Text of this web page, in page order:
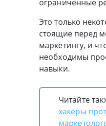
ограниченные
Это только
стоящие перед
маркетингу, и
необходимы
навыки.
Читайте
хакеры